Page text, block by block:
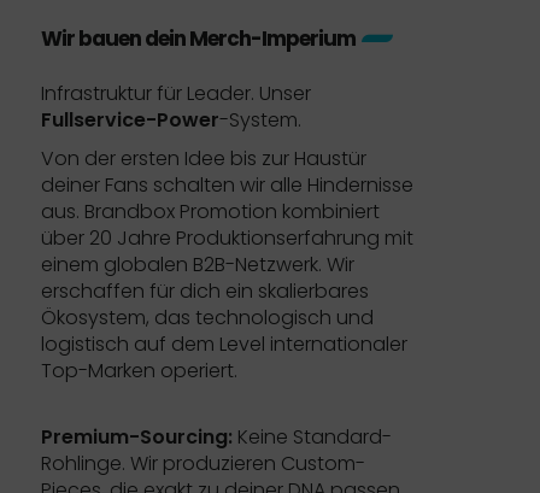
Wir bauen dein Merch-Imperium
Infrastruktur für Leader. Unser
Fullservice-Power-System.
Von der ersten Idee bis zur Haustür
deiner Fans schalten wir alle Hindernisse
aus. Brandbox Promotion kombiniert
über 20 Jahre Produktionserfahrung mit
einem globalen B2B-Netzwerk. Wir
erschaffen für dich ein skalierbares
Ökosystem, das technologisch und
logistisch auf dem Level internationaler
Top-Marken operiert.
Premium-Sourcing: Keine Standard-
Rohlinge. Wir produzieren Custom-